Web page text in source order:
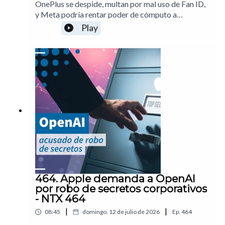
OnePlus se despide, multan por mal uso de Fan ID,
y Meta podría rentar poder de cómputo a
AnthropicPuedes apoyar la realización de este
programa con una suscripción. Más información
por acáTemas: 00:18 OnePlus saldrá de Europa y
Norteamérica00:46 FMF multada por mal manejo
de biométricos con el Fan ID01:19 PlayStation
cobrará en pesos en México01:52 Apple arrecia en
su demanda contra OpenAI02:25 Meta rentaría
infraestructura de IA a Anthropic03:08 Análisis:
¿En dónde está la verdadera ganancia con la IA?
Notas del episodio.
Play
464. Apple demanda a OpenAI
por robo de secretos corporativos
- NTX 464
08:45 | domingo, 12 de julio de 2026 | Ep. 464